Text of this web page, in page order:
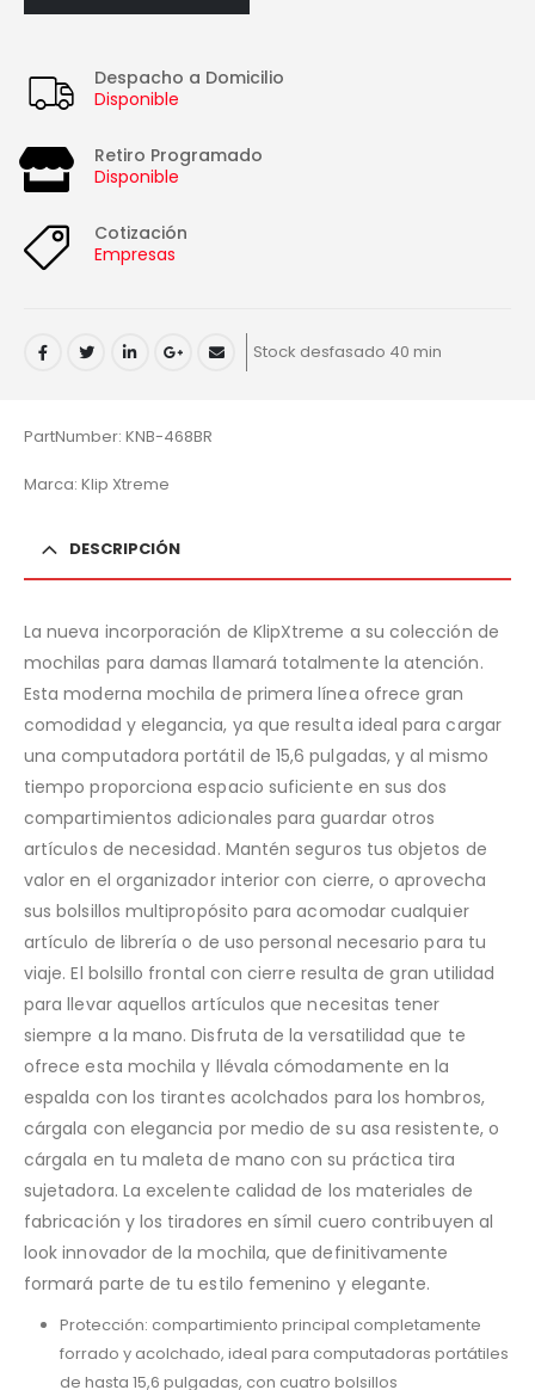
Despacho a Domicilio
Disponible
Retiro Programado
Disponible
Cotización
Empresas
Stock desfasado 40 min
PartNumber: KNB-468BR
Marca: Klip Xtreme
DESCRIPCIÓN
La nueva incorporación de KlipXtreme a su colección de
mochilas para damas llamará totalmente la atención.
Esta moderna mochila de primera línea ofrece gran
comodidad y elegancia, ya que resulta ideal para cargar
una computadora portátil de 15,6 pulgadas, y al mismo
tiempo proporciona espacio suficiente en sus dos
compartimientos adicionales para guardar otros
artículos de necesidad. Mantén seguros tus objetos de
valor en el organizador interior con cierre, o aprovecha
sus bolsillos multipropósito para acomodar cualquier
artículo de librería o de uso personal necesario para tu
viaje. El bolsillo frontal con cierre resulta de gran utilidad
para llevar aquellos artículos que necesitas tener
siempre a la mano. Disfruta de la versatilidad que te
ofrece esta mochila y llévala cómodamente en la
espalda con los tirantes acolchados para los hombros,
cárgala con elegancia por medio de su asa resistente, o
cárgala en tu maleta de mano con su práctica tira
sujetadora. La excelente calidad de los materiales de
fabricación y los tiradores en símil cuero contribuyen al
look innovador de la mochila, que definitivamente
formará parte de tu estilo femenino y elegante.
Protección: compartimiento principal completamente
forrado y acolchado, ideal para computadoras portátiles
de hasta 15,6 pulgadas, con cuatro bolsillos